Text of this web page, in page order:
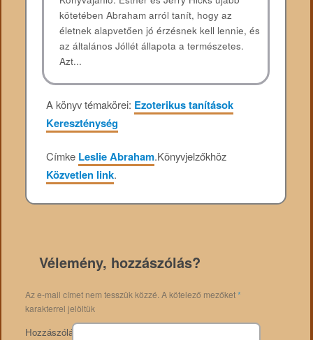
kötetében Abraham arról tanít, hogy az
életnek alapvetően jó érzésnek kell lennie, és
az általános Jóllét állapota a természetes.
Azt...
A könyv témakörei: Ezoterikus tanítások
Kereszténység
Címke Leslie Abraham.Könyvjelzőkhöz
Közvetlen link.
Vélemény, hozzászólás?
Az e-mail címet nem tesszük közzé. A kötelező mezőket*
karakterrel jelöltük
Hozzászólás